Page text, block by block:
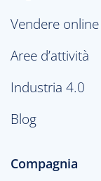
Vendere online
Aree d’attività
Industria 4.0
Blog
Compagnia